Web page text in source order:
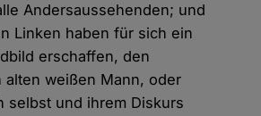
Andersaussehenden; und
Linken haben für sich ein
erschaffen, den
alten weißen Mann, oder
selbst und ihrem Diskurs